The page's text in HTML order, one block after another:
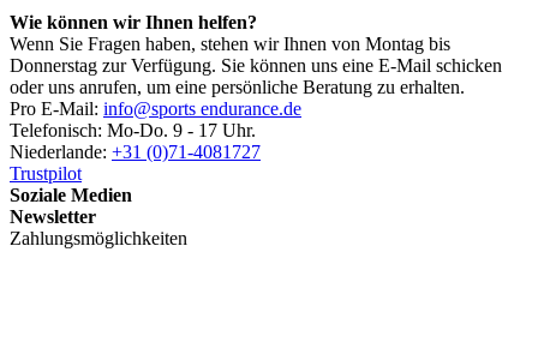
Wie können wir Ihnen helfen?
Wenn Sie Fragen haben, stehen wir Ihnen von Montag bis
Donnerstag zur Verfügung. Sie können uns eine E-Mail schicken
oder uns anrufen, um eine persönliche Beratung zu erhalten.
Pro E-Mail: info@sports endurance.de
Telefonisch: Mo-Do. 9 - 17 Uhr.
Niederlande: +31 (0)71-4081727
Trustpilot
Soziale Medien
Newsletter
Zahlungsmöglichkeiten